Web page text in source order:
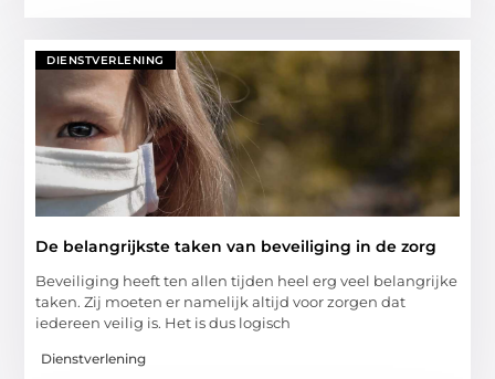
DIENSTVERLENING
De belangrijkste taken van beveiliging in de zorg
Beveiliging heeft ten allen tijden heel erg veel belangrijke
taken. Zij moeten er namelijk altijd voor zorgen dat
iedereen veilig is. Het is dus logisch
Dienstverlening